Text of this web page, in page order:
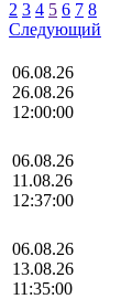
2 3 4 5 6 7 8
Следующий
06.08.26
26.08.26
12:00:00
06.08.26
11.08.26
12:37:00
06.08.26
13.08.26
11:35:00